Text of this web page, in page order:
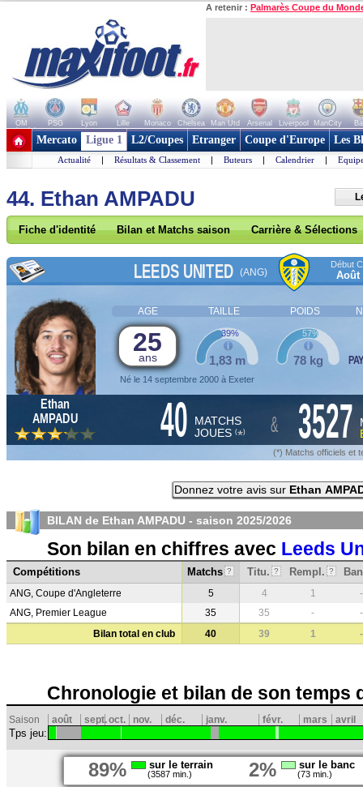
A retenir : Palmarès Coupe du
OM PSG Lyon Lille Monaco Chelsea Man Utd Arsenal Liverpool ManCity
+ de clubs
Mercato Ligue 1 L2/Coupes Etranger Coupe d'Europe Les
Actualité | Résultats & Classement | Buteurs | Calendrier |
44. Ethan AMPADU
Fiche d'identité Bilan et Matchs saison Carrière & Sélections
LEEDS UNITED (ANG)
Début
Août
AGE TAILLE POIDS
25
ans
Né le 14 septembre 2000 à Exeter
1,83 m
39%
78 kg
57%
Ethan
AMPADU
40 MATCHS
JOUES (*) & 3527
(*) Matchs officiels et
Donnez votre avis sur Ethan
BILAN de Ethan AMPADU - saison 2025/2026
Son bilan en chiffres avec Leeds
Compétitions Matchs ? Titu. ? Rempl. ?
ANG, Coupe d'Angleterre 5 4 1
-
ANG, Premier League
35 35 -
-
Bilan total en club
40 39 1 -
Chronologie et bilan de son temps
Saison août sept.oct. nov. déc. janv. févr. mars avril
Tps jeu:
89% sur le terrain
(3587 min.) 2% sur le banc
(73 min.)